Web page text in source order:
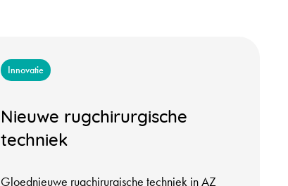
Innovatie
Nieuwe rugchirurgische
techniek
Gloednieuwe rugchirurgische techniek in AZ